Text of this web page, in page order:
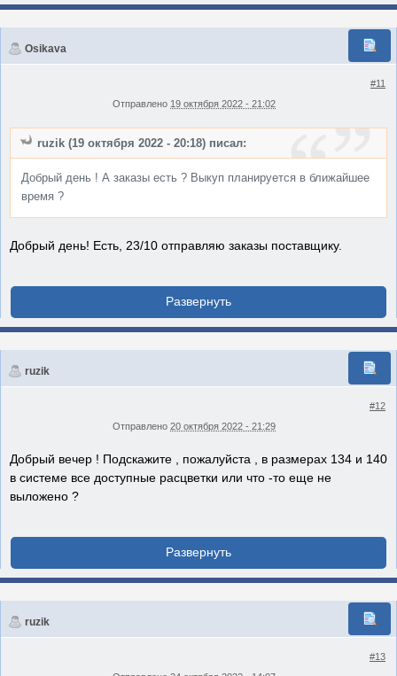
Osikava
#11
Отправлено 19 октября 2022 - 21:02
ruzik (19 октября 2022 - 20:18) писал:
Добрый день ! А заказы есть ? Выкуп планируется в ближайшее
время ?
Добрый день! Есть, 23/10 отправляю заказы поставщику.
ruzik
#12
Отправлено 20 октября 2022 - 21:29
Добрый вечер ! Подскажите , пожалуйста , в размерах 134 и 140
в системе все доступные расцветки или что -то еще не
выложено ?
ruzik
#13